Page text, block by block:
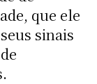
que ele
sinais